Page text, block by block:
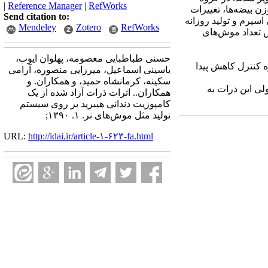
وزن بیضه‌ها، تغییرات
و تولید روزانه
سپس تعداد موش‌های
کاهش پیدا
این ذرات به
| Reference Manager| RefWorks
Send citation to:
Mendeley
Zotero RefWorks
حسنی طباطبایی معصومه، پهلوان ایوب،
یاسینی اسماعیل، میرزایی منصوره، آرامی
سکینه، کرمانشاه حمید، و همکاران. و
همکاران.. اثرات ذرات آزاد شده از یک
کامپوزیت دندانی هیبرید بر روی سیستم
تولید مثل موش‌های نر. ۱. ۱۳۹۰;
URL: http://idai.ir/article-۱-۶۲۳-fa.html